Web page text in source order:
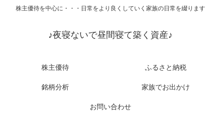
株主優待を中心に・・・日常をより良くしていく家族の日常を綴ります
♪夜寝ないで昼間寝て築く資産♪
株主優待 ふるさと納税
銘柄分析 家族でお出かけ
お問い合わせ